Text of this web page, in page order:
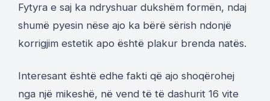
Fytyra e saj ka ndryshuar dukshëm formën, ndaj
shumë pyesin nëse ajo ka bërë sërish ndonjë
korrigjim estetik apo është plakur brenda natës.
Interesant është edhe fakti që ajo shoqërohej
nga një mikeshë, në vend të të dashurit 16 vite